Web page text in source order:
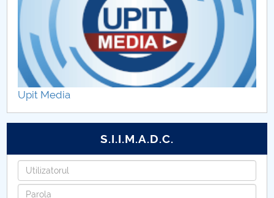
Upit Media
S.I.I.M.A.D.C.
Utilizatorul
Parola